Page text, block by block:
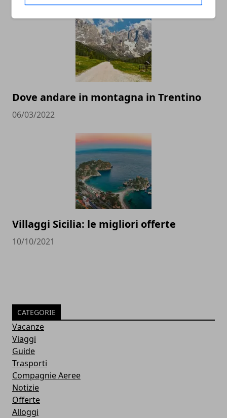
Dove andare in montagna in Trentino
06/03/2022
Villaggi Sicilia: le migliori offerte
10/10/2021
CATEGORIE
Vacanze
Viaggi
Guide
Trasporti
Compagnie Aeree
Notizie
Offerte
Alloggi